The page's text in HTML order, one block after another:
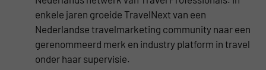
enkele jaren groeide TravelNext van een
Nederlandse travelmarketing community naar een
gerenommeerd merk en industry platform in travel
onder haar supervisie.